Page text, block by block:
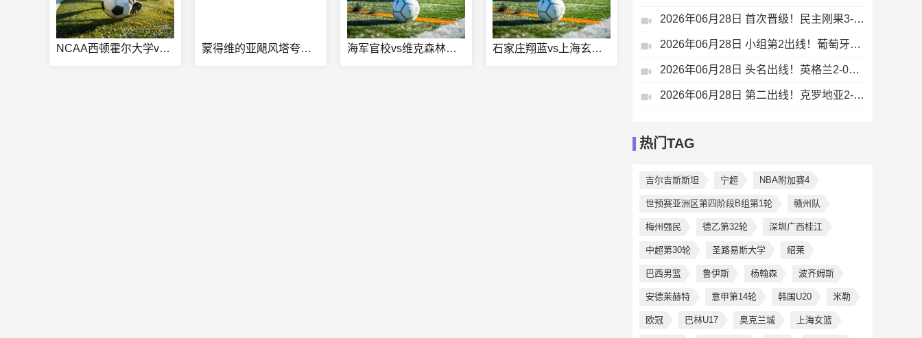
NCAA西顿霍尔大学vs南加州大学直播 蒙得维的亚飓风塔夸伦博今日赛事 海军官校vs维克森林直播 石家庄翔蓝vs上海玄鸟直播
2026年06月28日 首次晋级！民主刚果3-1逆转乌兹别克斯坦淘汰赛对英格兰 维萨双响
2026年06月28日 小组第2出线！葡萄牙0-0哥伦比亚战克罗地亚 哥伦比亚头名战加纳
2026年06月28日 头名出线！英格兰2-0巴拿马 贝林厄姆传射凯恩破门创纪录宽萨伤退
2026年06月28日 第二出线！克罗地亚2-1加纳 苏契奇弗拉希奇破门 加纳第三出线
热门TAG
吉尔吉斯斯坦 宁超 NBA附加赛4
世预赛亚洲区第四阶段B组第1轮 赣州队
梅州强民 德乙第32轮 深圳广西桂江
中超第30轮 圣路易斯大学 绍莱
巴西男篮 鲁伊斯 杨翰森 波齐姆斯
安德莱赫特 意甲第14轮 韩国U20 米勒
欧冠 巴林U17 奥克兰城 上海女篮